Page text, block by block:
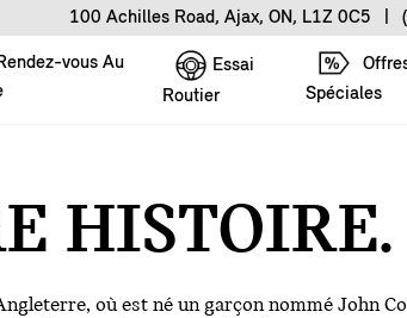
100 Achilles Road, Ajax, ON, L1Z 0C5
vous Au
Essai
Routier
Spéciales
HISTOIRE.
où est né un garçon nommé John